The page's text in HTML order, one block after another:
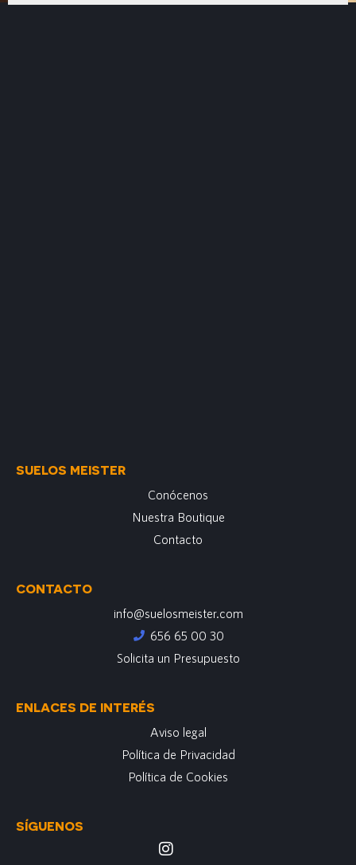
SUELOS MEISTER
Conócenos
Nuestra Boutique
Contacto
CONTACTO
info@suelosmeister.com
656 65 00 30
Solicita un Presupuesto
ENLACES DE INTERÉS
Aviso legal
Política de Privacidad
Política de Cookies
SÍGUENOS